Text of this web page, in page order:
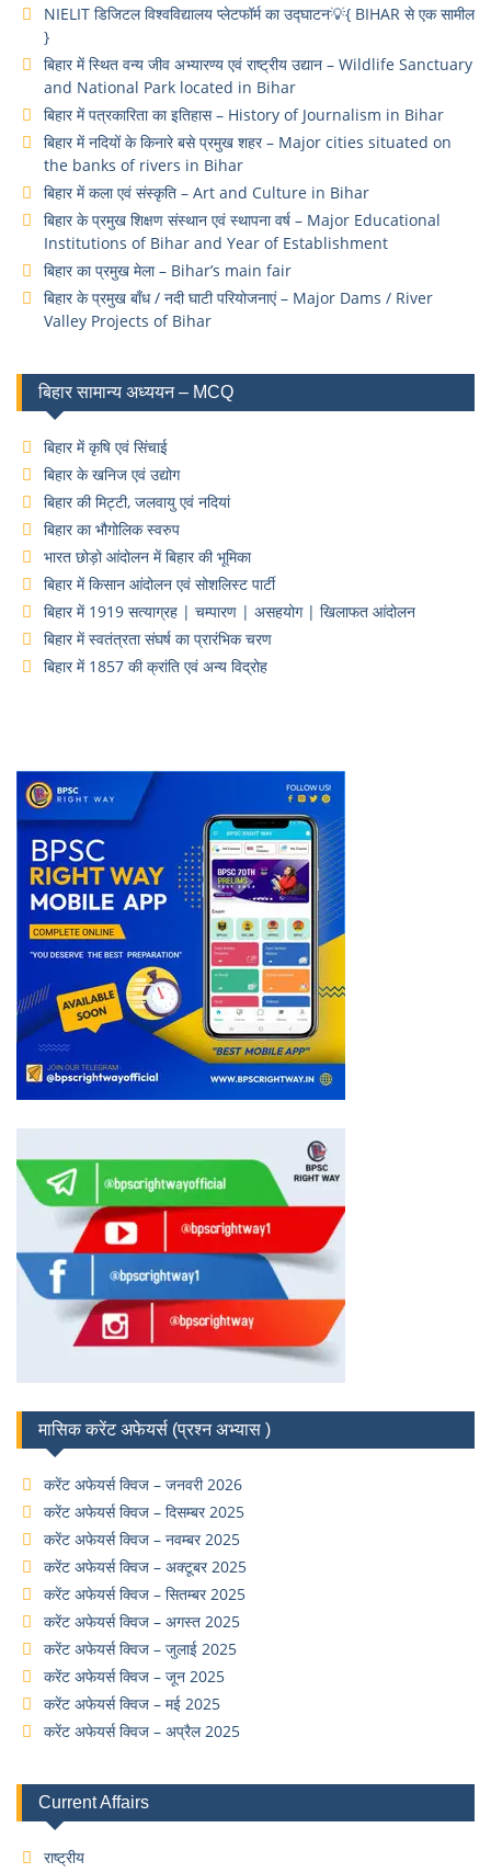
NIELIT डिजिटल विश्वविद्यालय प्लेटफॉर्म का उद्घाटन💡{ BIHAR से एक सामील
}
बिहार में स्थित वन्य जीव अभ्यारण्य एवं राष्ट्रीय उद्यान – Wildlife Sanctuary
and National Park located in Bihar
बिहार में पत्रकारिता का इतिहास – History of Journalism in Bihar
बिहार में नदियों के किनारे बसे प्रमुख शहर – Major cities situated on
the banks of rivers in Bihar
बिहार में कला एवं संस्कृति – Art and Culture in Bihar
बिहार के प्रमुख शिक्षण संस्थान एवं स्थापना वर्ष – Major Educational
Institutions of Bihar and Year of Establishment
बिहार का प्रमुख मेला – Bihar’s main fair
बिहार के प्रमुख बाँध / नदी घाटी परियोजनाएं – Major Dams / River
Valley Projects of Bihar
बिहार सामान्य अध्ययन – MCQ
बिहार में कृषि एवं सिंचाई
बिहार के खनिज एवं उद्योग
बिहार की मिट्टी, जलवायु एवं नदियां
बिहार का भौगोलिक स्वरुप
भारत छोड़ो आंदोलन में बिहार की भूमिका
बिहार में किसान आंदोलन एवं सोशलिस्ट पार्टी
बिहार में 1919 सत्याग्रह | चम्पारण | असहयोग | खिलाफत आंदोलन
बिहार में स्वतंत्रता संघर्ष का प्रारंभिक चरण
बिहार में 1857 की क्रांति एवं अन्य विद्रोह
मासिक करेंट अफेयर्स (प्रश्न अभ्यास )
करेंट अफेयर्स क्विज – जनवरी 2026
करेंट अफेयर्स क्विज – दिसम्बर 2025
करेंट अफेयर्स क्विज – नवम्बर 2025
करेंट अफेयर्स क्विज – अक्टूबर 2025
करेंट अफेयर्स क्विज – सितम्बर 2025
करेंट अफेयर्स क्विज – अगस्त 2025
करेंट अफेयर्स क्विज – जुलाई 2025
करेंट अफेयर्स क्विज – जून 2025
करेंट अफेयर्स क्विज – मई 2025
करेंट अफेयर्स क्विज – अप्रैल 2025
Current Affairs
राष्ट्रीय